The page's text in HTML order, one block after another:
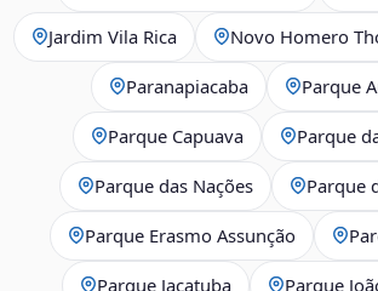
Jardim Vila Rica Novo Homero
Paranapiacaba Parque
Parque Capuava Parque
Parque das Nações Parque
Parque Erasmo Assunção
Parque Jaçatuba Parque